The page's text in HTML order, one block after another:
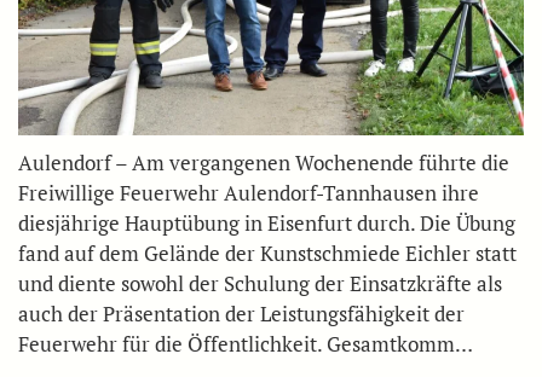
Aulendorf – Am vergangenen Wochenende führte die
Freiwillige Feuerwehr Aulendorf-Tannhausen ihre
diesjährige Hauptübung in Eisenfurt durch. Die Übung
fand auf dem Gelände der Kunstschmiede Eichler statt
und diente sowohl der Schulung der Einsatzkräfte als
auch der Präsentation der Leistungsfähigkeit der
Feuerwehr für die Öffentlichkeit. Gesamtkomm…